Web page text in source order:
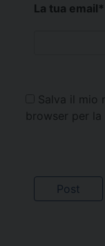
La tua email*
Salva il mio
browser per la